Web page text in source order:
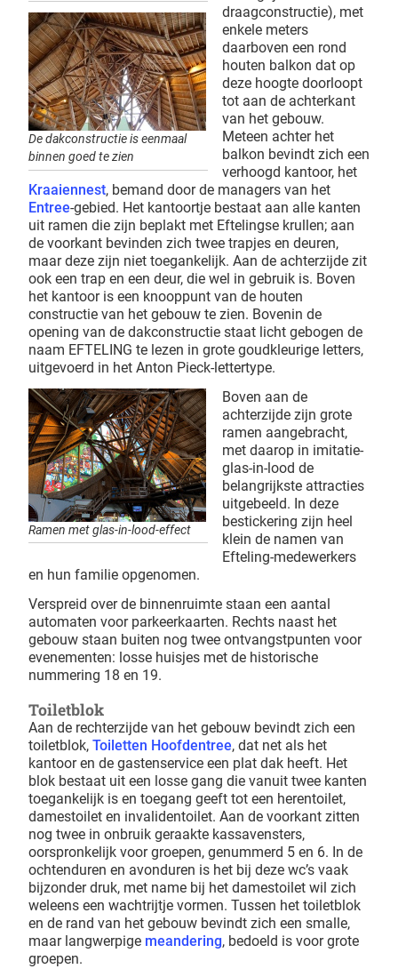
De dakconstructie is eenmaal
binnen goed te zien
draagconstructie), met
enkele meters
daarboven een rond
houten balkon dat op
deze hoogte doorloopt
tot aan de achterkant
van het gebouw.
Meteen achter het
balkon bevindt zich een
verhoogd kantoor, het
Kraaiennest, bemand door de managers van het
Entree-gebied. Het kantoortje bestaat aan alle kanten
uit ramen die zijn beplakt met Eftelingse krullen; aan
de voorkant bevinden zich twee trapjes en deuren,
maar deze zijn niet toegankelijk. Aan de achterzijde zit
ook een trap en een deur, die wel in gebruik is. Boven
het kantoor is een knooppunt van de houten
constructie van het gebouw te zien. Bovenin de
opening van de dakconstructie staat licht gebogen de
naam EFTELING te lezen in grote goudkleurige letters,
uitgevoerd in het Anton Pieck-lettertype.
Ramen met glas-in-lood-effect
Boven aan de
achterzijde zijn grote
ramen aangebracht,
met daarop in imitatie-
glas-in-lood de
belangrijkste attracties
uitgebeeld. In deze
bestickering zijn heel
klein de namen van
Efteling-medewerkers
en hun familie opgenomen.
Verspreid over de binnenruimte staan een aantal
automaten voor parkeerkaarten. Rechts naast het
gebouw staan buiten nog twee ontvangstpunten voor
evenementen: losse huisjes met de historische
nummering 18 en 19.
Toiletblok
Aan de rechterzijde van het gebouw bevindt zich een
toiletblok, Toiletten Hoofdentree, dat net als het
kantoor en de gastenservice een plat dak heeft. Het
blok bestaat uit een losse gang die vanuit twee kanten
toegankelijk is en toegang geeft tot een herentoilet,
damestoilet en invalidentoilet. Aan de voorkant zitten
nog twee in onbruik geraakte kassavensters,
oorspronkelijk voor groepen, genummerd 5 en 6. In de
ochtenduren en avonduren is het bij deze wc’s vaak
bijzonder druk, met name bij het damestoilet wil zich
weleens een wachtrijtje vormen. Tussen het toiletblok
en de rand van het gebouw bevindt zich een smalle,
maar langwerpige meandering, bedoeld is voor grote
groepen.